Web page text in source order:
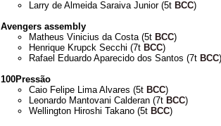
Larry de Almeida Saraiva Junior (5t BCC)
Avengers assembly
Matheus Vinicius da Costa (5t BCC)
Henrique Krupck Secchi (7t BCC)
Rafael Eduardo Aparecido dos Santos (7t BCC)
100Pressão
Caio Felipe Lima Alvares (5t BCC)
Leonardo Mantovani Calderan (7t BCC)
Wellington Hiroshi Takano (5t BCC)